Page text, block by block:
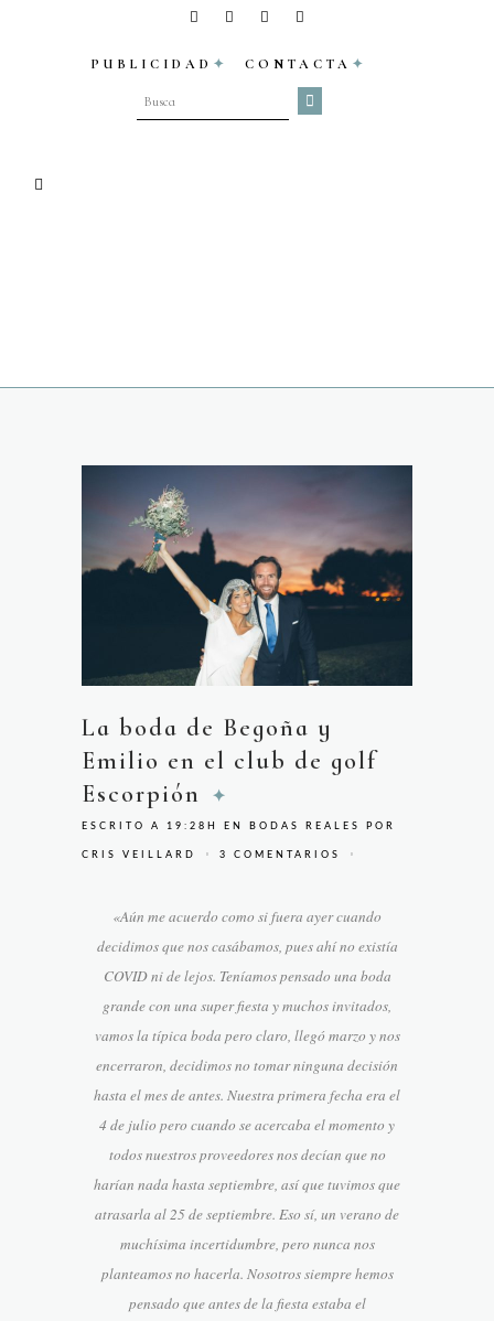
PUBLICIDAD CONTACTA
La boda de Begoña y
Emilio en el club de golf
Escorpión
ESCRITO A 19:28H EN BODAS REALES POR
CRIS VEILLARD 3 COMENTARIOS
«Aún me acuerdo como si fuera ayer cuando
decidimos que nos casábamos, pues ahí no existía
COVID ni de lejos. Teníamos pensado una boda
grande con una super fiesta y muchos invitados,
vamos la típica boda pero claro, llegó marzo y nos
encerraron, decidimos no tomar ninguna decisión
hasta el mes de antes. Nuestra primera fecha era el
4 de julio pero cuando se acercaba el momento y
todos nuestros proveedores nos decían que no
harían nada hasta septiembre, así que tuvimos que
atrasarla al 25 de septiembre. Eso sí, un verano de
muchísima incertidumbre, pero nunca nos
planteamos no hacerla. Nosotros siempre hemos
pensado que antes de la fiesta estaba el